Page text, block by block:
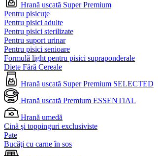
Hrană uscată Super Premium
Pentru pisicuţe
Pentru pisici adulte
Pentru pisici sterilizate
Pentru suport urinar
Pentru pisici senioare
Formulă light pentru pisici supraponderale
Diete Fără Cereale
Hrană uscată Super Premium SELECTED
Hrană uscată Premium ESSENTIAL
Hrană umedă
Cină şi toppinguri exclusiviste
Pate
Bucăţi cu carne în sos